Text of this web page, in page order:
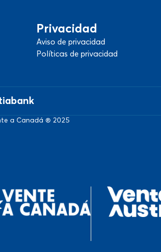
Privacidad
Aviso de privacidad
Políticas de privacidad
a Canadá ® 2025